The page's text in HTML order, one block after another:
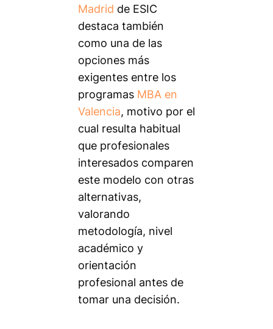
Madrid de ESIC
destaca también
como una de las
opciones más
exigentes entre los
programas MBA en
Valencia, motivo por el
cual resulta habitual
que profesionales
interesados comparen
este modelo con otras
alternativas,
valorando
metodología, nivel
académico y
orientación
profesional antes de
tomar una decisión.